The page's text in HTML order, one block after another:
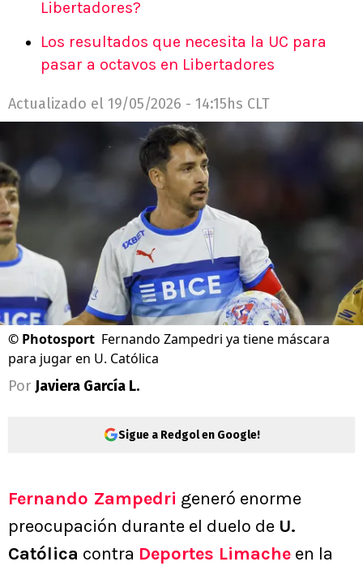
Libertadores?
Los resultados que necesita la UC para
pasar a octavos en Libertadores
Actualizado el 19/05/2026 - 14:15hs CLT
© Photosport Fernando Zampedri ya tiene máscara
para jugar en U. Católica
Por Javiera García L.
Sigue a Redgol en Google!
Fernando Zampedri generó enorme
preocupación durante el duelo de U.
Católica contra Deportes Limache en la